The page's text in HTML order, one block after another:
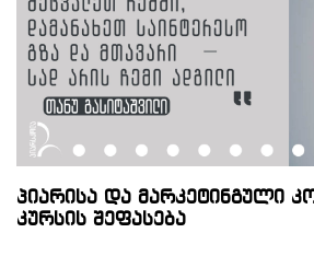
პიარისა და მარკეტინგული
კურსის შეფასება